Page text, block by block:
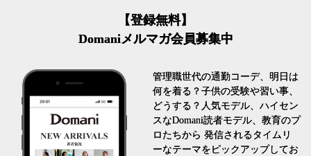
【登録無料】
Domaniメルマガ会員募集中
管理職世代の通勤コーデ、明日は
何を着る？子供の受験や習い事、
どうする？人気モデル、ハイセン
スなDomani読者モデル、教育のプ
ロたちから 発信されるタイムリ
ーなテーマをピックアップしてお